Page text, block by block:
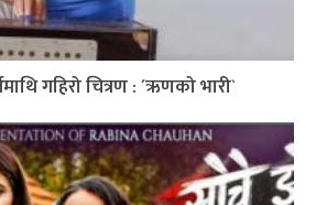
गहिरो चित्रण : ´ऋणको भारी`